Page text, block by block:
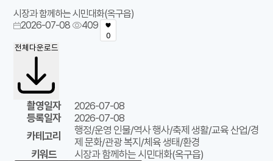
시장과 함께하는 시민대화(옥구읍)
2026-07-08
409
0
전체다운로드
촬영일자
2026-07-08
등록일자
2026-07-08
카테고리
행정/운영 인물/역사 행사/축제 생활/교육 산업/경
제 문화/관광 복지/체육 생태/환경
키워드
시장과 함께하는 시민대화(옥구읍)